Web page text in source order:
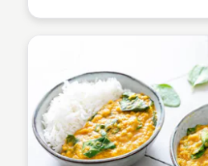
préparation express, et